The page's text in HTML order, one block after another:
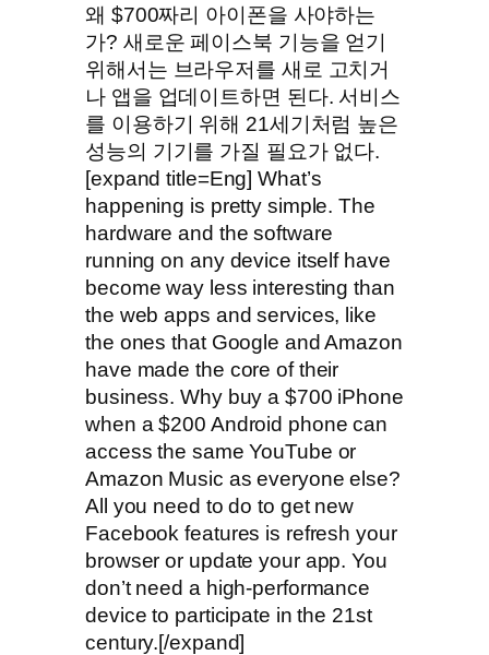
왜 $700짜리 아이폰을 사야하는
가? 새로운 페이스북 기능을 얻기
위해서는 브라우저를 새로 고치거
나 앱을 업데이트하면 된다. 서비스
를 이용하기 위해 21세기처럼 높은
성능의 기기를 가질 필요가 없다.
[expand title=Eng] What’s
happening is pretty simple. The
hardware and the software
running on any device itself have
become way less interesting than
the web apps and services, like
the ones that Google and Amazon
have made the core of their
business. Why buy a $700 iPhone
when a $200 Android phone can
access the same YouTube or
Amazon Music as everyone else?
All you need to do to get new
Facebook features is refresh your
browser or update your app. You
don’t need a high-performance
device to participate in the 21st
century.[/expand]